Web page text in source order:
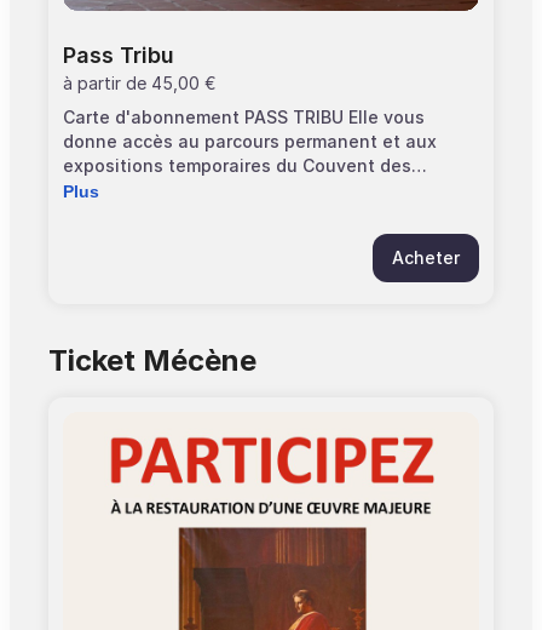
Pass Tribu
à partir de 45,00 €
Carte d'abonnement PASS TRIBU Elle vous
donne accès au parcours permanent et aux
expositions temporaires du Couvent des
Jacobins. Elle est strictement personnelle et
titulaire peut être accompagné de 6 personnes
de son choix. Pensez à vous munir de billets
gratuits "Pass annuel" pour éviter l'attente en
Plus
Acheter
Ticket Mécène